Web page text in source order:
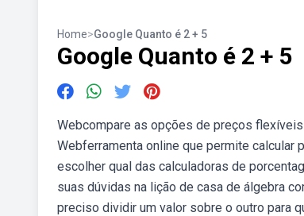
Home>Google Quanto é 2 + 5
Google Quanto é 2 + 5
Webcompare as opções de preços
Webferramenta online que permite calcular
escolher qual das calculadoras de
suas dúvidas na lição de casa de álgebra
preciso dividir um valor sobre o outro para